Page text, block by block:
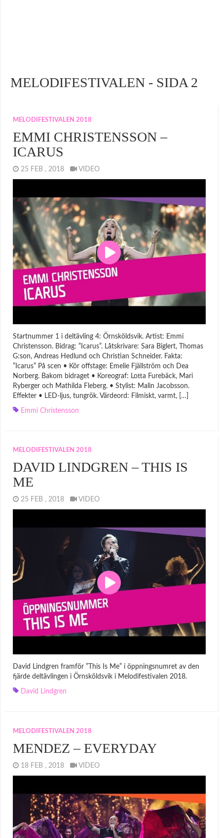
MELODIFESTIVALEN - SIDA 2
MELODIFESTIVALEN 2018
EMMI CHRISTENSSON –
ICARUS
25 FEB , 2018 VIDEO
Startnummer 1 i deltävling 4: Örnsköldsvik. Artist: Emmi
Christensson. Bidrag: ”Icarus”. Låtskrivare: Sara Biglert, Thomas
G:son, Andreas Hedlund och Christian Schneider. Fakta:
”Icarus” På scen • Kör offstage: Emelie Fjällström och Dea
Norberg. Bakom bidraget • Koreograf: Lotta Furebäck, Mari
Ryberger och Mathilda Fleberg. • Stylist: Malin Jacobsson.
Effekter • LED-ljus, tungrök. Värdeord: Filmiskt, varmt, […]
Emmi Christensson
MELODIFESTIVALEN 2018
DAVID LINDGREN – THIS IS
ME
25 FEB , 2018 VIDEO
David Lindgren framför ”This Is Me” i öppningsnumret av den
fjärde deltävlingen i Örnsköldsvik i Melodifestivalen 2018.
David Lindgren
MELODIFESTIVALEN 2018
MENDEZ – EVERYDAY
18 FEB , 2018 VIDEO